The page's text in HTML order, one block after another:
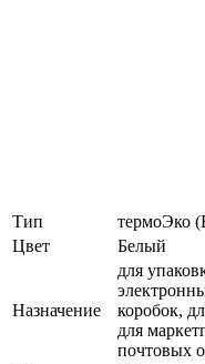
Тип
термоЭко
Цвет
Белый
Назначение
для
коробок,
для
почтовых